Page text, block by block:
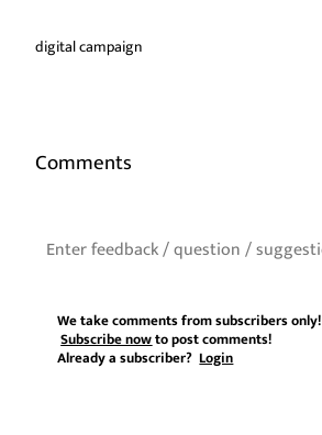
digital campaign
Comments
We take comments from subscribers only!
Subscribe nowto post comments!
Already a subscriber?Login